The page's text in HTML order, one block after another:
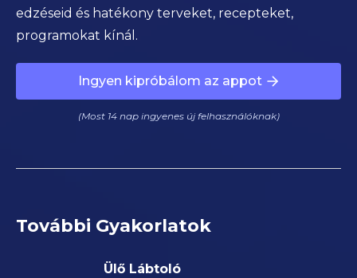
edzéseid és hatékony terveket, recepteket,
programokat kínál.
Ingyen kipróbálom az appot
(Most 14 nap ingyenes új felhasználóknak)
További Gyakorlatok
Ülő Lábtoló